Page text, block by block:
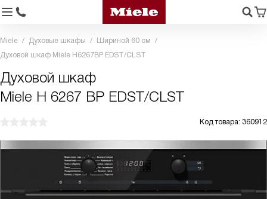
Miele Духовые шкафы
Шириной 60 см
Духовой шкаф Miele H6267BP EDST/CLST
Духовой шкаф
Miele H 6267 BP EDST/CLST
Код товара: 360912